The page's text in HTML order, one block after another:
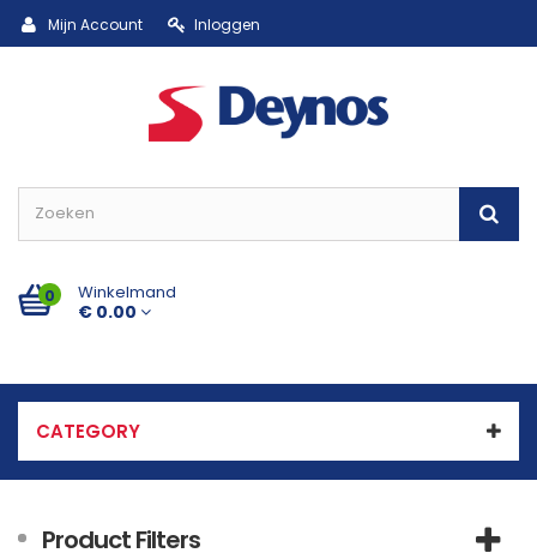
Mijn Account Inloggen
0 Winkelmand
€ 0.00
CATEGORY
Product Filters